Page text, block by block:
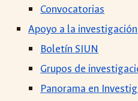
Convocatorias
Apoyo a la investigación
Boletín SIUN
Grupos de
Panorama en